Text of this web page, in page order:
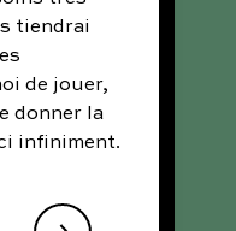
tiendrai
de jouer,
donner la
infiniment.